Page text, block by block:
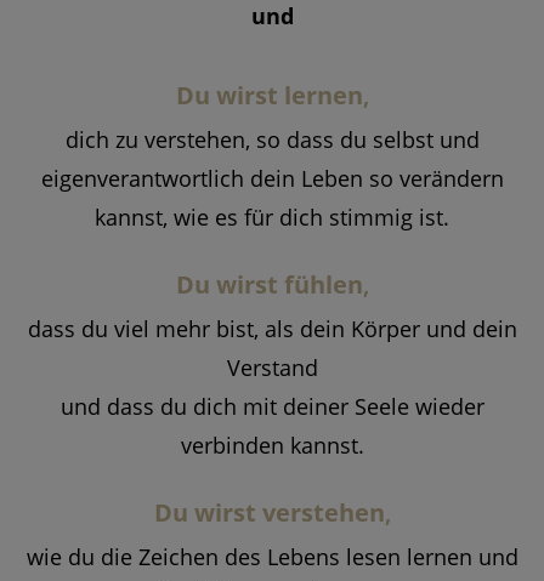
und
Du wirst lernen,
dich zu verstehen, so dass du selbst und
eigenverantwortlich dein Leben so verändern
kannst, wie es für dich stimmig ist.
Du wirst fühlen,
dass du viel mehr bist, als dein Körper und dein
Verstand
und dass du dich mit deiner Seele wieder
verbinden kannst.
Du wirst verstehen,
wie du die Zeichen des Lebens lesen lernen und